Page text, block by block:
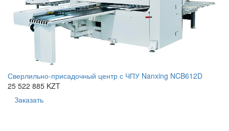
Сверлильно-присадочный центр с ЧПУ Nanxing NCB612D
25 522 885 KZT
Заказать